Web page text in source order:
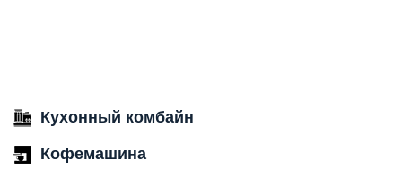
Кухонный комбайн
Кофемашина